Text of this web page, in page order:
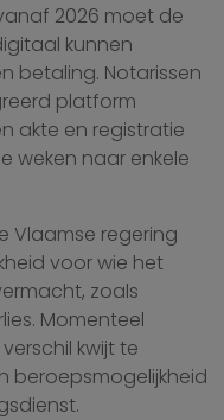
2026 moet de
kunnen
betaling. Notarissen
platform
akte en registratie
weken naar enkele
Vlaamse regering
voor wie het
zoals
Momenteel
kwijt te
beroepsmogelijkheid